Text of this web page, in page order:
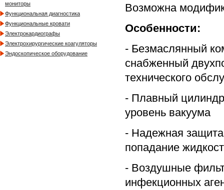
мониторы
Функциональная диагностика
Функциональные кровати
Электрокардиографы
Электрохирургические коагуляторы
Эндоскопическое оборудование
Возможна
Особенности:
- Безмаслянный
снабженный
технического
- Плавный
уровень вакуума
- Надежная
попадание
- Воздушные
инфекционных